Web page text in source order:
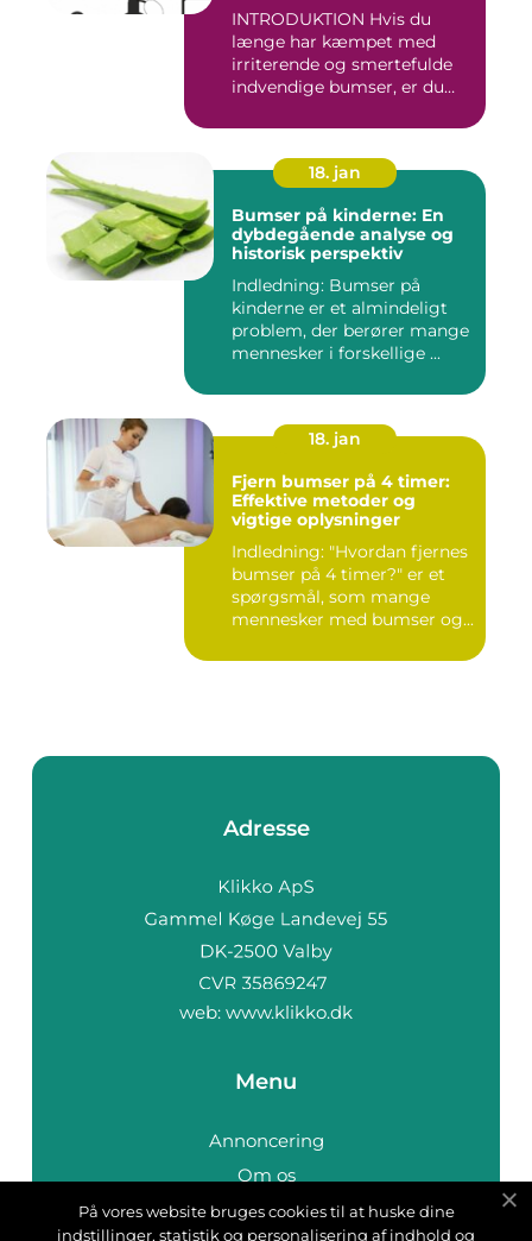
INTRODUKTION Hvis du
længe har kæmpet med
irriterende og smertefulde
indvendige bumser, er du
18. jan
Bumser på kinderne: En
dybdegående analyse og
historisk perspektiv
Indledning: Bumser på
kinderne er et almindeligt
problem, der berører mange
mennesker i forskellige ...
18. jan
Fjern bumser på 4 timer:
Effektive metoder og
vigtige oplysninger
Indledning: "Hvordan fjernes
bumser på 4 timer?" er et
spørgsmål, som mange
mennesker med bumser og...
Adresse
web: www.klikko.dk
Menu
Annoncering
Om os
Cookies
På vores website bruges cookies til at huske dine
indstillinger, statistik og personalisering af indhold og